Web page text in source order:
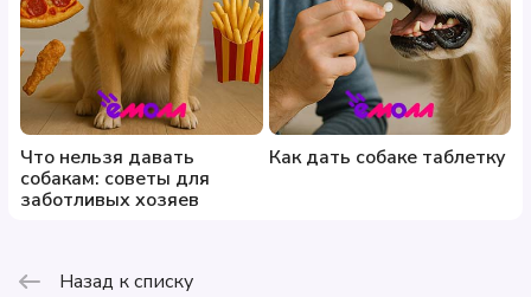
Что нельзя давать
собакам: советы для
заботливых хозяев
Как дать собаке таблетку
Назад к списку